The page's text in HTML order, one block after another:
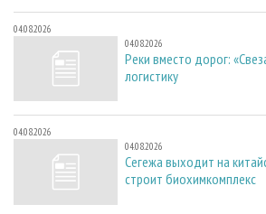
04.08.2026
04.08.2026
Реки вместо дорог:
логистику
04.08.2026
04.08.2026
Сегежа выходит на
строит биохимкомплекс